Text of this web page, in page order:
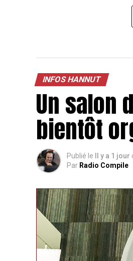
INFOS HANNUT
Un salon
bientôt
Publié le Il y a 1 jour
Par Radio Compile